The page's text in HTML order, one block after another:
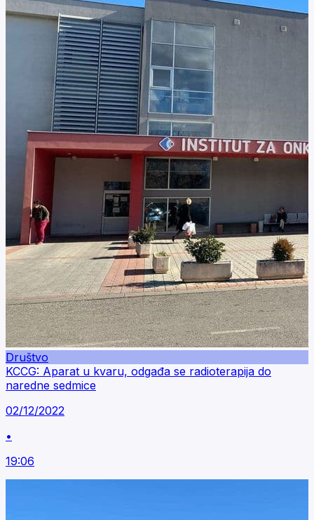
Društvo
KCCG: Aparat u kvaru, odgađa se radioterapija do
naredne sedmice
02/12/2022
•
19:06